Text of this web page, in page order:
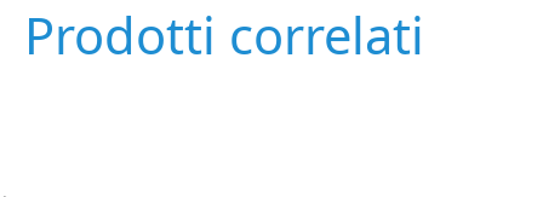
Prodotti correlati